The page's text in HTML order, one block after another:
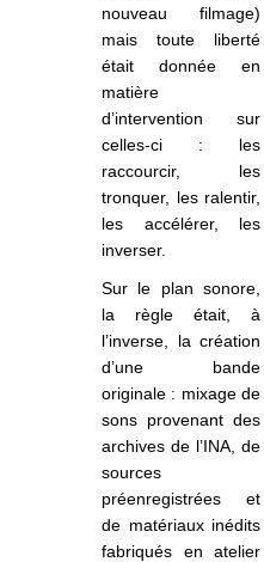
nouveau filmage)
mais toute liberté
était donnée en
matière
d’intervention sur
celles-ci : les
raccourcir, les
tronquer, les ralentir,
les accélérer, les
inverser.
Sur le plan sonore,
la règle était, à
l’inverse, la création
d’une bande
originale : mixage de
sons provenant des
archives de l’INA, de
sources
préenregistrées et
de matériaux inédits
fabriqués en atelier